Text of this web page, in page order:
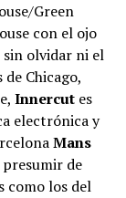
Green
con el ojo
sin olvidar ni el
Chicago,
Innercutes
electrónica y
Mans
de
como los del